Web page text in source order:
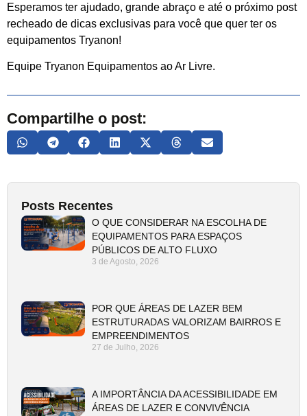
Esperamos ter ajudado, grande abraço e até o próximo post
recheado de dicas exclusivas para você que quer ter os
equipamentos Tryanon!
Equipe Tryanon Equipamentos ao Ar Livre.
Compartilhe o post:
Posts Recentes
O QUE CONSIDERAR NA ESCOLHA DE
EQUIPAMENTOS PARA ESPAÇOS
PÚBLICOS DE ALTO FLUXO
3 de Agosto, 2026
POR QUE ÁREAS DE LAZER BEM
ESTRUTURADAS VALORIZAM BAIRROS E
EMPREENDIMENTOS
27 de Julho, 2026
A IMPORTÂNCIA DA ACESSIBILIDADE EM
ÁREAS DE LAZER E CONVIVÊNCIA